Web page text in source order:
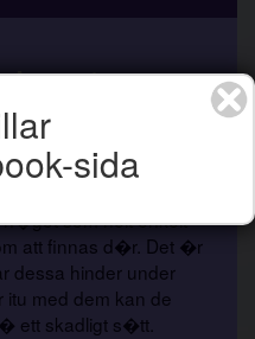
nya utmaningar som du
det n�gon som
som helt enkelt
att finnas d�r. Det �r
dessa hinder under
med dem kan de
ett skadligt s�tt.
sida